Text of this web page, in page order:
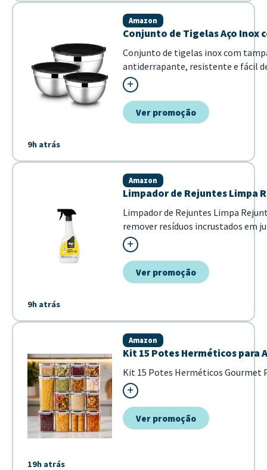
9h atrás
Conjunto de Tigelas Aço Inox
Amazon
Conjunto de tigelas inox com
antiderrapante, resistente e fácil
organizadas.
Ver promoção
9h atrás
Limpador de Rejuntes Limpa
Amazon
Limpador de Rejuntes Limpa
remover resíduos incrustados em
fragrância cítrica não só limpa
agradável após a aplicação...
Ver promoção
19h atrás
Kit 15 Potes Herméticos para
Amazon
Kit 15 Potes Herméticos Gourmet
Ver promoção